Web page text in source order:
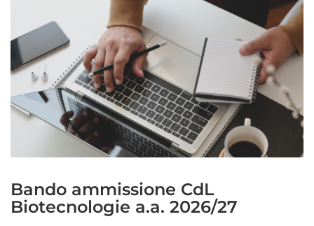
Bando ammissione CdL
Biotecnologie a.a. 2026/27